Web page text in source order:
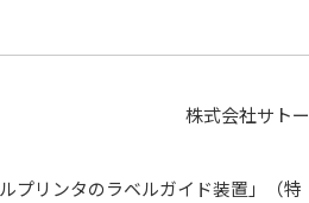
株式会社サトー
プリンタのラベルガイド装置」（特